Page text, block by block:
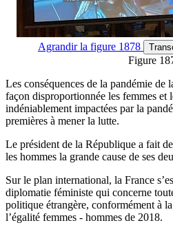
Agrandirla figure 1878
Figure
Les conséquences de la pandémie de
façon disproportionnée les femmes et
indéniablement impactées par la
premières à mener la lutte.
Le président de la République a fait
les hommes la grande cause de ses
Sur le plan international, la France
diplomatie féministe qui concerne
politique étrangère, conformément à
l’égalité femmes - hommes de 2018.